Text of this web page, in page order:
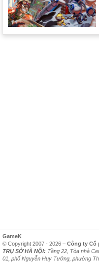
GameK
© Copyright 2007 - 2026 – Công ty Cổ
TRỤ SỞ HÀ NỘI: Tầng 22, Tòa nhà
01, phố Nguyễn Huy Tưởng, phường